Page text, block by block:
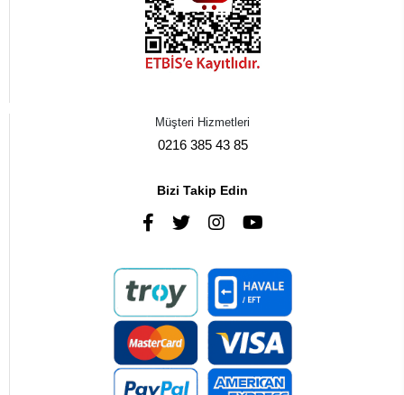
Müşteri Hizmetleri
0216 385 43 85
Bizi Takip Edin